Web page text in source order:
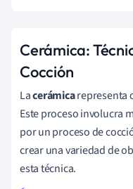
Cerámica:
Cocción
Lacerámicarepresenta
Este proceso involucra
por un proceso de
crear una variedad de
esta técnica.